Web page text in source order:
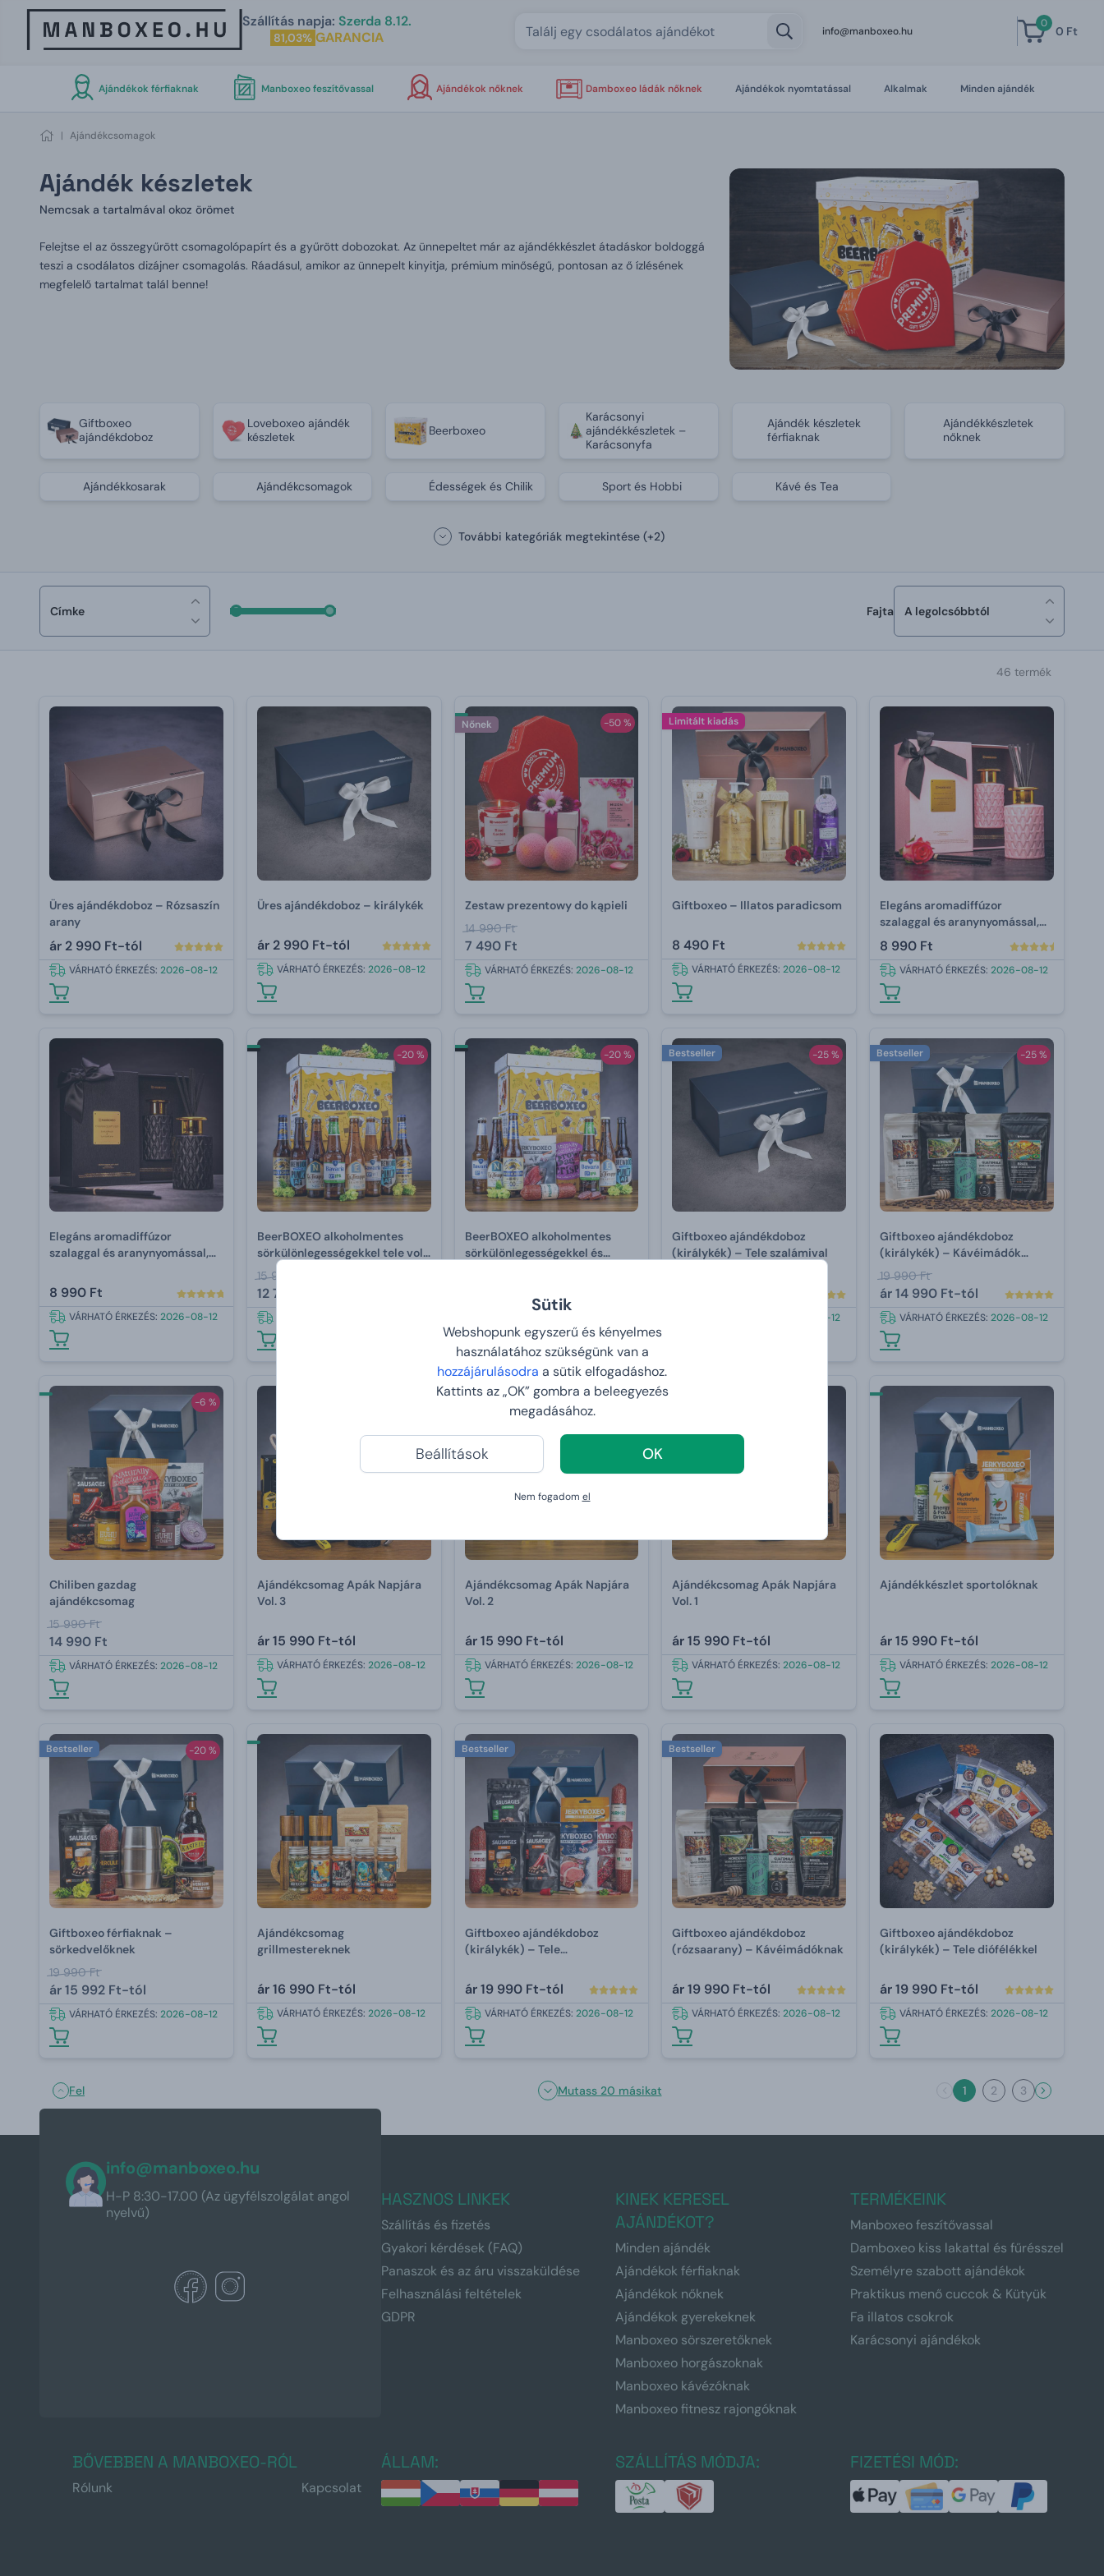
Sütik
Webshopunk egyszerű és kényelmes
használatához szükségünk van a
hozzájárulásodra a sütik elfogadáshoz.
Kattints az „OK” gombra a beleegyezés
megadásához.
Beállítások OK
Nem fogadom el
Szállítás napja: Szerda 8.12.
81,03% GARANCIA info@manboxeo.hu
0
0 Ft
Ajándékok férfiaknak Manboxeo feszítővassal Ajándékok nőknek Damboxeo ládák nőknek Ajándékok nyomtatással Alkalmak Minden ajándék
| Ajándékcsomagok
Ajándék készletek
Nemcsak a tartalmával okoz örömet
Felejtse el az összegyűrött csomagolópapírt és a gyűrött dobozokat. Az ünnepeltet már az ajándékkészlet átadáskor boldoggá
teszi a csodálatos dizájner csomagolás. Ráadásul, amikor az ünnepelt kinyitja, prémium minőségű, pontosan az ő ízlésének
megfelelő tartalmat talál benne!
Giftboxeo
ajándékdoboz
Loveboxeo ajándék
készletek
Beerboxeo
Karácsonyi
ajándékkészletek –
Karácsonyfa
Ajándék készletek
férfiaknak
Ajándékkészletek
nőknek
Ajándékkosarak Ajándékcsomagok Édességek és Chilik Sport és Hobbi Kávé és Tea
További kategóriák megtekintése (+2)
Címke Fajta A legolcsóbbtól
46 termék
Üres ajándékdoboz – Rózsaszín
arany
ár 2 990 Ft-tól
VÁRHATÓ ÉRKEZÉS: 2026-08-12
Üres ajándékdoboz – királykék
ár 2 990 Ft-tól
VÁRHATÓ ÉRKEZÉS: 2026-08-12
-50 %
Nőnek
Zestaw prezentowy do kąpieli
14 990 Ft
7 490 Ft
VÁRHATÓ ÉRKEZÉS: 2026-08-12
Limitált kiadás
Giftboxeo – Illatos paradicsom
8 490 Ft
VÁRHATÓ ÉRKEZÉS:2026-08-12
Elegáns aromadiffúzor
szalaggal és aranynyomással,
intenzív illattal – Rose Garden
Collection 150 ml
8 990 Ft
VÁRHATÓ ÉRKEZÉS:2026-08-12
Elegáns aromadiffúzor
szalaggal és aranynyomással,
& Vanilla Warm 150 ml
8 990 Ft
VÁRHATÓ ÉRKEZÉS: 2026-08-12
-20 %
BeerBOXEO alkoholmentes
sörkülönlegességekkel tele vol.
3
15 990 Ft
12 792 Ft
-20 %
BeerBOXEO alkoholmentes
sörkülönlegességekkel és
-25 %
Bestseller
Giftboxeo ajándékdoboz
(királykék) – Tele szalámival
2026-08-12
-25 %
Bestseller
Giftboxeo ajándékdoboz
(királykék) – Kávéimádók
számára
19 990 Ft
ár14 990 Ft-tól
VÁRHATÓ ÉRKEZÉS:2026-08-12
-6 %
Chiliben gazdag
ajándékcsomag
15 990 Ft
14 990 Ft
VÁRHATÓ ÉRKEZÉS: 2026-08-12
Ajándékcsomag Apák Napjára
Vol. 3
ár15 990 Ft-tól
VÁRHATÓ ÉRKEZÉS: 2026-08-12
Ajándékcsomag Apák Napjára
Vol. 2
ár15 990 Ft-tól
VÁRHATÓ ÉRKEZÉS: 2026-08-12
Ajándékcsomag Apák Napjára
Vol. 1
ár15 990 Ft-tól
VÁRHATÓ ÉRKEZÉS:2026-08-12
Ajándékkészlet sportolóknak
ár15 990 Ft-tól
VÁRHATÓ ÉRKEZÉS:2026-08-12
-20 %
Bestseller
Giftboxeo férfiaknak –
sörkedvelőknek
19 990 Ft
ár15 992 Ft-tól
VÁRHATÓ ÉRKEZÉS: 2026-08-12
Ajándékcsomag
grillmestereknek
ár16 990 Ft-tól
VÁRHATÓ ÉRKEZÉS: 2026-08-12
Bestseller
Giftboxeo ajándékdoboz
(királykék) – Tele
ár19 990 Ft-tól
VÁRHATÓ ÉRKEZÉS: 2026-08-12
Bestseller
Giftboxeo ajándékdoboz
(rózsaarany) – Kávéimádóknak
ár19 990 Ft-tól
VÁRHATÓ ÉRKEZÉS:2026-08-12
Giftboxeo ajándékdoboz
(királykék) – Tele diófélékkel
ár19 990 Ft-tól
VÁRHATÓ ÉRKEZÉS:2026-08-12
Fel Mutass 20 másikat 1 2 3
info@manboxeo.hu
H-P 8:30-17.00 (Az ügyfélszolgálat angol
nyelvű)
HASZNOS LINKEK
Szállítás és fizetés
Gyakori kérdések (FAQ)
Panaszok és az áru visszaküldése
Felhasználási feltételek
GDPR
KINEK KERESEL
AJÁNDÉKOT?
Minden ajándék
Ajándékok férfiaknak
Ajándékok nőknek
Ajándékok gyerekeknek
Manboxeo sörszeretőknek
Manboxeo horgászoknak
Manboxeo kávézóknak
Manboxeo fitnesz rajongóknak
TERMÉKEINK
Manboxeo feszítővassal
Damboxeo kiss lakattal és fűrésszel
Személyre szabott ajándékok
Praktikus menő cuccok & Kütyük
Fa illatos csokrok
Karácsonyi ajándékok
BŐVEBBEN A MANBOXEO-RÓL
Rólunk Kapcsolat
ÁLLAM: SZÁLLÍTÁS MÓDJA: FIZETÉSI MÓD: